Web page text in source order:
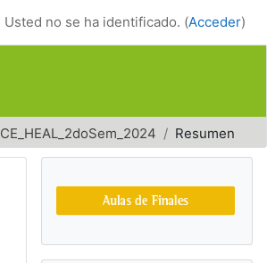
Usted no se ha identificado. (Acceder)
CE_HEAL_2doSem_2024 Resumen